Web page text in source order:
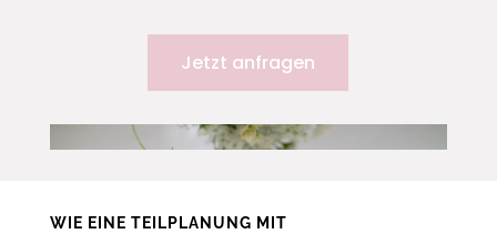
Jetzt anfragen
WIE EINE TEILPLANUNG MIT